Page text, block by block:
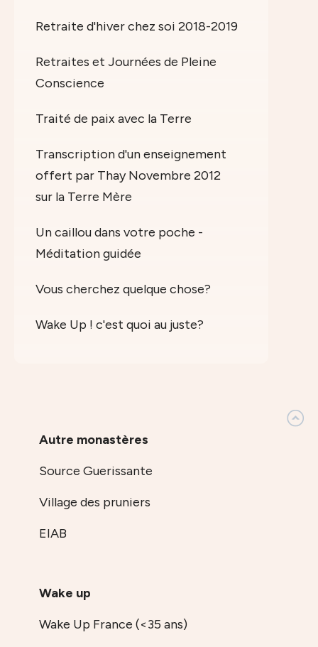
Retraite d'hiver chez soi 2018-2019
Retraites et Journées de Pleine
Conscience
Traité de paix avec la Terre
Transcription d'un enseignement
offert par Thay Novembre 2012
sur la Terre Mère
Un caillou dans votre poche -
Méditation guidée
Vous cherchez quelque chose?
Wake Up ! c'est quoi au juste?
Autre monastères
Source Guerissante
Village des pruniers
EIAB
Wake up
Wake Up France (<35 ans)